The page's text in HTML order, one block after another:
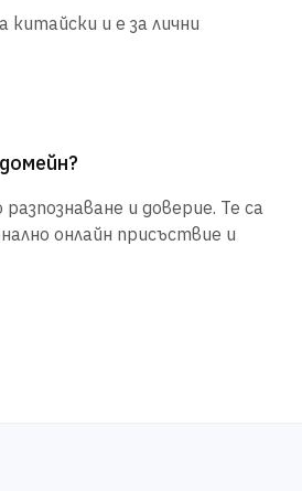
и е за лични
и доверие. Те са
онлайн присъствие и